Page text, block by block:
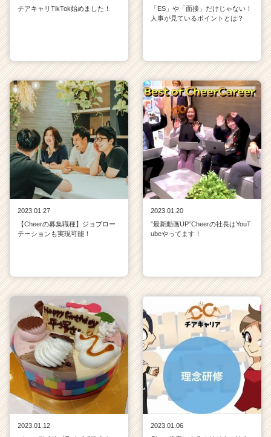
チアキャリTikTok始めました！
「ES」や「面接」だけじゃない！
人事が見ているポイントとは？
2023.01.27
【Cheerの募集職種】ジョブロー
テーションも実現可能！
2023.01.20
”最新動画UP”Cheerの社長はYouT
ubeやってます！
2023.01.12
2023.01.06